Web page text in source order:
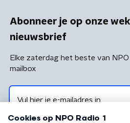
Abonneer je op onze
nieuwsbrief
Elke zaterdag het beste van NPO
mailbox